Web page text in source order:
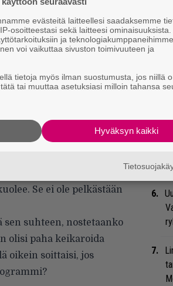
Rock’n’roll elää
Se ei ole pelkästään
suhteen, nostetaanko
olisi paha keikaroida
oikein soittaisi, jos
evästeitä laitteellesi saadaksemme
osoitteestasi sekä laitteesi
ja teknologiakumppaneihimme
voi vaikuttaa sivuston toimivuuteen ja
tietoja myös ilman suostumusta, jos niillä
tai muuttaa asetuksiasi milloin tahansa
Hyväksyn kaikki